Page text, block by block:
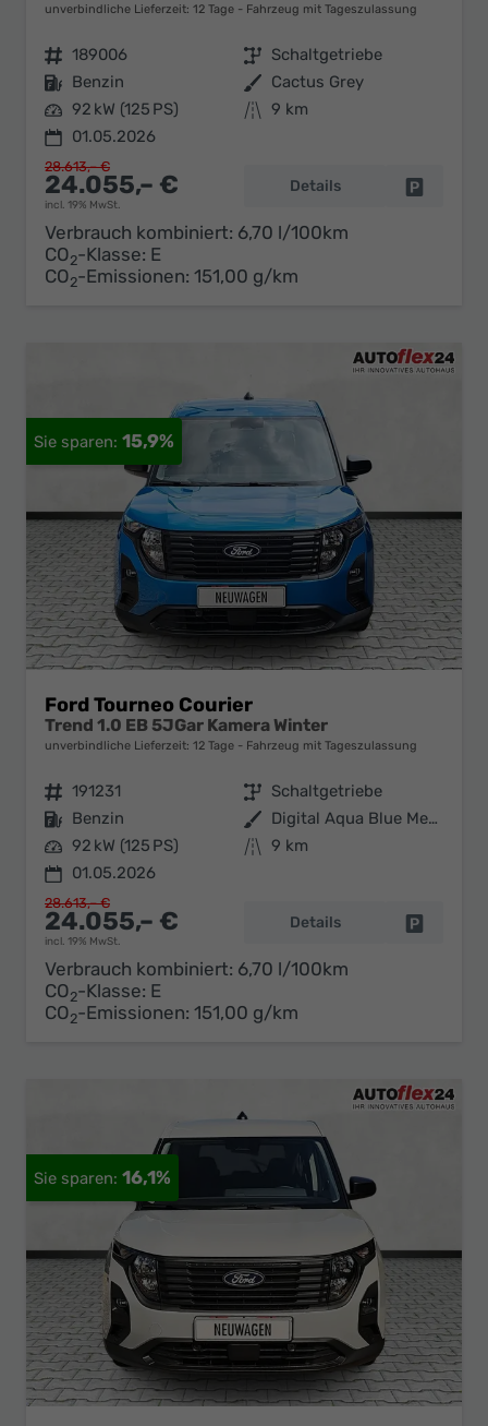
unverbindliche Lieferzeit: 12 Tage Fahrzeug mit Tageszulassung
Fahrzeugnr. 189006 Getriebe Schaltgetriebe
Kraftstoff Benzin Außenfarbe Cactus Grey
Leistung 92 kW (125 PS) Kilometerstand 9 km
01.05.2026
24.055,– €
incl. 19% MwSt.
28.613,– €
Details
Verbrauch kombiniert: 6,70 l/100km
CO2-Klasse: E
CO2-Emissionen: 151,00 g/km
15,9%
Ford Tourneo Courier
Trend 1.0 EB 5JGar Kamera Winter
unverbindliche Lieferzeit: 12 Tage Fahrzeug mit Tageszulassung
Fahrzeugnr. 191231 Getriebe Schaltgetriebe
Kraftstoff Benzin Außenfarbe
Digital Aqua Blue Metallic
Leistung 92 kW (125 PS) Kilometerstand 9 km
01.05.2026
24.055,– €
incl. 19% MwSt.
28.613,– €
Details
Verbrauch kombiniert: 6,70 l/100km
CO2-Klasse: E
CO2-Emissionen: 151,00 g/km
16,1%